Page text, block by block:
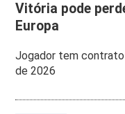
Vitória pode
Europa
Jogador tem
de 2026